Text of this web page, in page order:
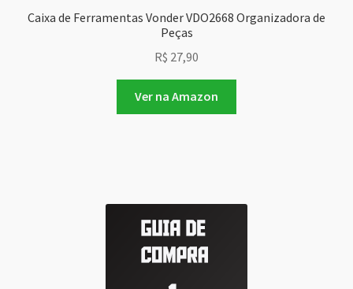
Caixa de Ferramentas Vonder VDO2668 Organizadora de
Peças
R$ 27,90
Ver na Amazon